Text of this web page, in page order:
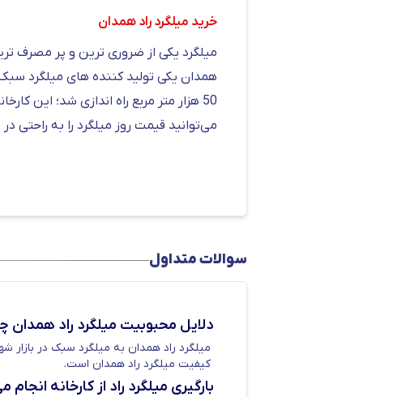
خرید میلگرد راد همدان
میلگرد یکی از ضروری ترین و پر مصرف
دکتر آهنبه سبب اعتبار و به لطف
اطلاع از قیمت و ثبت سفارش با
سوالات متداول
دلایل محبوبیت میلگرد راد
میلگرد راد همدان به میلگرد سبک در بازار
کیفیت میلگرد راد همدان است.
بارگیری میلگرد راد از کارخانه